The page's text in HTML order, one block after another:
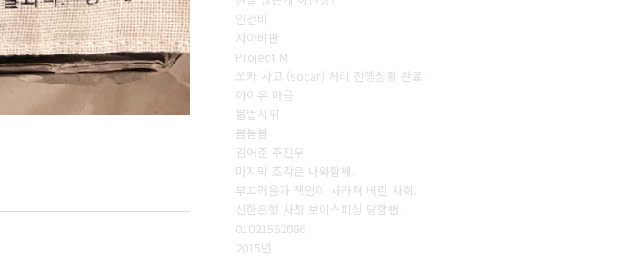
인건비
자아비판
Project M
쏘카 사고 (socar) 처리 진행상황 완료.
아이유 마음
불법시위
봄봄봄
김어준 주진우
마지막 조각은 나와함께.
부끄러움과 책임이 사라져 버린 사회.
신한은행 사칭 보이스피싱 당할뻔.
01021562086
2015년